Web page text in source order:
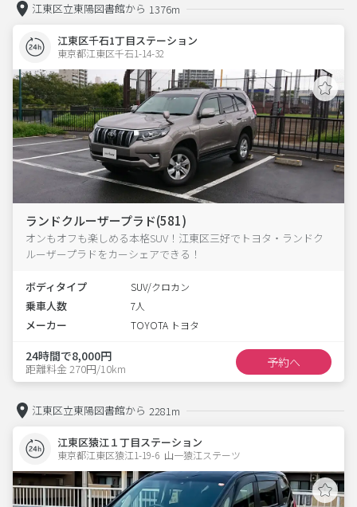
江東区立東陽図書館から 1376m
江東区千石1丁目ステーション
東京都江東区千石1-14-32
ランドクルーザープラド(581)
オンもオフも楽しめる本格SUV！江東区三好でトヨタ・ランドク
ルーザープラドをカーシェアできる！
ボディタイプ SUV/クロカン
乗車人数 7人
メーカー TOYOTA トヨタ
24時間で8,000円
距離料金 270円/10km 予約へ
江東区立東陽図書館から 2281m
江東区猿江１丁目ステーション
東京都江東区猿江1-19-6  山一猿江ステーツ